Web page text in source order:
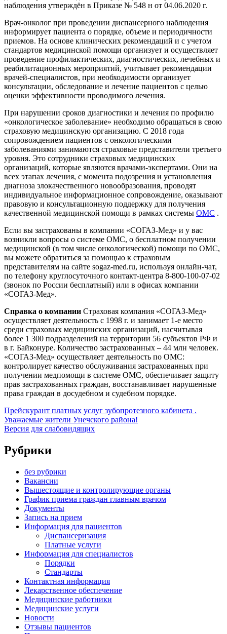
наблюдения утверждён в Приказе № 548 н от 04.06.2020 г.
Врач-онколог при проведении диспансерного наблюдения
информирует пациента о порядке, объеме и периодичности
приемов. На основе клинических рекомендаций и с учетом
стандартов медицинской помощи организует и осуществляет
проведение профилактических, диагностических, лечебных и
реабилитационных мероприятий, учитывает рекомендации
врачей-специалистов, при необходимости организует
консультации, обследование и лечение пациентов с целью
оценки эффективности проводимого лечения.
При нарушении сроков диагностики и лечения по профилю
«онкологическое заболевание» необходимо обращаться в свою
страховую медицинскую организацию. С 2018 года
сопровождением пациентов с онкологическими
заболеваниями занимаются страховые представители третьего
уровня. Это сотрудники страховых медицинских
организаций, которые являются врачами-экспертами. Они на
всех этапах лечения, с момента подозрения и установления
диагноза злокачественного новообразования, проводят
индивидуальное информационное сопровождение, оказывают
правовую и консультационную поддержку для получения
качественной медицинской помощи в рамках системы ОМС .
Если вы застрахованы в компании «СОГАЗ-Мед» и у вас
возникли вопросы о системе ОМС, о бесплатном получении
медицинской (в том числе онкологической) помощи по ОМС,
вы можете обратиться за помощью к страховым
представителям на сайте sogaz-med.ru, используя онлайн-чат,
по телефону круглосуточного контакт-центра 8-800-100-07-02
(звонок по России бесплатный) или в офисах компании
«СОГАЗ-Мед».
Справка о компании Страховая компания «СОГАЗ-Мед»
осуществляет деятельность с 1998 г. и занимает 1-е место
среди страховых медицинских организаций, насчитывая
более 1 300 подразделений на территории 56 субъектов РФ и
в г. Байконуре. Количество застрахованных – 44 млн человек.
«СОГАЗ-Мед» осуществляет деятельность по ОМС:
контролирует качество обслуживания застрахованных при
получении медпомощи в системе ОМС, обеспечивает защиту
прав застрахованных граждан, восстанавливает нарушенные
права граждан в досудебном и судебном порядке.
Прейскурант платных услуг зубопротезного кабинета .
Уважаемые жители Унечского района!
Версия для слабовидящих
Рубрики
без рубрики
Вакансии
Вышестоящие и контролирующие органы
График приема граждан главным врачом
Документы
Запись на прием
Информация для пациентов
Диспансеризация
Платные услуги
Информация для специалистов
Порядки
Стандарты
Контактная информация
Лекарственное обеспечение
Медицинские работники
Медицинские услуги
Новости
Отзывы пациентов